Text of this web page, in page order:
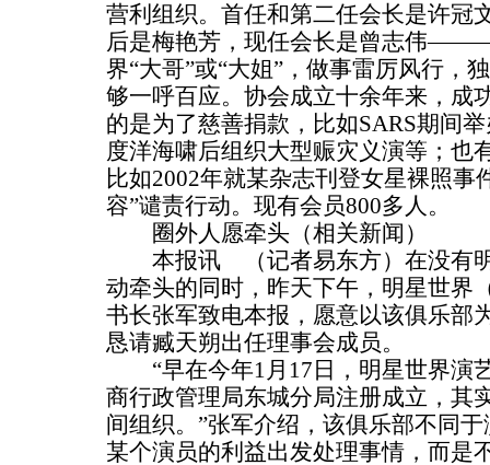
营利组织。首任和第二任会长是许冠
后是梅艳芳，现任会长是曾志伟
界“大哥”或“大姐”，做事雷厉风行，
够一呼百应。协会成立十余年来，成
的是为了慈善捐款，比如SARS期间
度洋海啸后组织大型赈灾义演等；也
比如2002年就某杂志刊登女星裸照事
容”谴责行动。现有会员800多人。
圈外人愿牵头（相关新闻）
本报讯 （记者易东方）在没有明
动牵头的同时，昨天下午，明星世界
书长张军致电本报，愿意以该俱乐部
恳请臧天朔出任理事会成员。
“早在今年1月17日，明星世界演
商行政管理局东城分局注册成立，其
间组织。”张军介绍，该俱乐部不同
某个演员的利益出发处理事情，而是